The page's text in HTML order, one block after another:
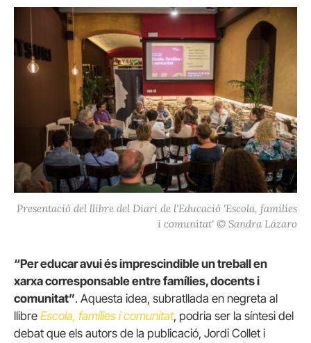
Presentació del llibre del Diari de l'Educació 'Escola, families
i comunitat' © Sandra Lázaro
“Per educar avui és imprescindible un treball en
xarxa corresponsable entre famílies, docents i
comunitat”. Aquesta idea, subratllada en negreta al
llibre Escola, famílies i comunitat, podria ser la síntesi del
debat que els autors de la publicació, Jordi Collet i